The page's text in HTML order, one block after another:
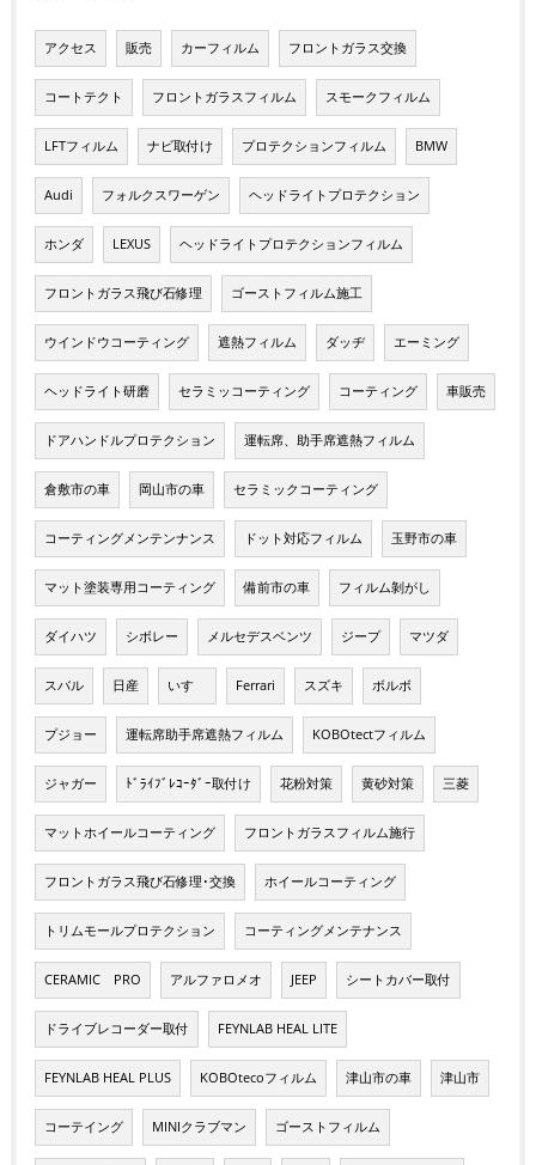
アクセス 販売 カーフィルム フロントガラス交換
コートテクト フロントガラスフィルム スモークフィルム
LFTフィルム ナビ取付け プロテクションフィルム BMW
Audi フォルクスワーゲン ヘッドライトプロテクション
ホンダ LEXUS ヘッドライトプロテクションフィルム
フロントガラス飛び石修理 ゴーストフィルム施工
ウインドウコーティング 遮熱フィルム ダッヂ エーミング
ヘッドライト研磨 セラミッコーティング コーティング 車販売
ドアハンドルプロテクション 運転席、助手席遮熱フィルム
倉敷市の車 岡山市の車 セラミックコーティング
コーティングメンテンナンス ドット対応フィルム 玉野市の車
マット塗装専用コーティング 備前市の車 フィルム剝がし
ダイハツ シボレー メルセデスベンツ ジープ マツダ
スバル 日産 いすゞ Ferrari スズキ ボルボ
プジョー 運転席助手席遮熱フィルム KOBOtectフィルム
ジャガー ﾄﾞﾗｲﾌﾞﾚｺｰﾀﾞｰ取付け 花粉対策 黄砂対策 三菱
マットホイールコーティング フロントガラスフィルム施行
フロントガラス飛び石修理･交換 ホイールコーティング
トリムモールプロテクション コーティングメンテナンス
CERAMIC PRO アルファロメオ JEEP シートカバー取付
ドライブレコーダー取付 FEYNLAB HEAL LITE
FEYNLAB HEAL PLUS KOBOtecoフィルム 津山市の車 津山市
コーテイング MINIクラブマン ゴーストフィルム